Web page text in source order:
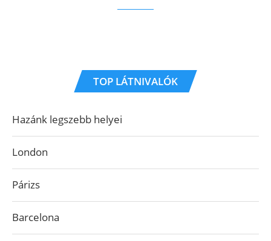
TOP LÁTNIVALÓK
Hazánk legszebb helyei
London
Párizs
Barcelona